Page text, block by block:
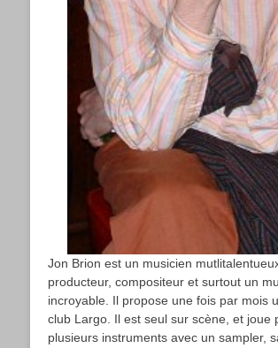
Jon Brion est un musicien
producteur, compositeur et surtout un
incroyable. Il propose une fois par mois
club Largo. Il est seul sur scène, et joue
plusieurs instruments avec un sampler,